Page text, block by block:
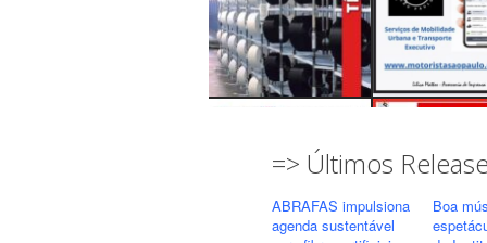
=> Últimos
ABRAFAS impulsiona
agenda sustentável
Boa